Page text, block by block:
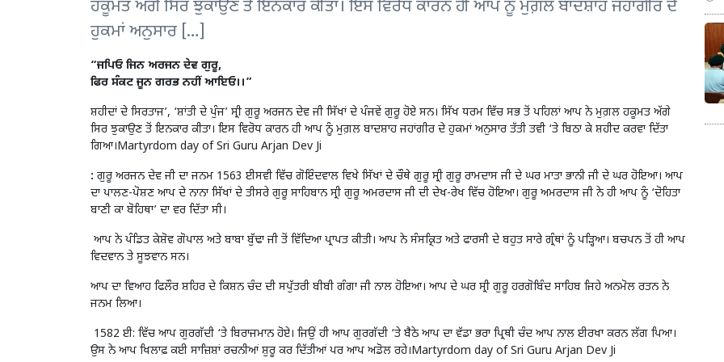
ਹਕੂਮਤ ਅੱਗੇ ਸਿਰ ਝੁਕਾਉਣ ਤੋਂ ਇਨਕਾਰ ਕੀਤਾ। ਇਸ ਵਿਰੋਧ ਕਾਰਨ ਹੀ ਆਪ ਨੂੰ ਮੁਗ਼ਲ ਬਾਦਸ਼ਾਹ ਜਹਾਂਗੀਰ ਦੇ
ਹੁਕਮਾਂ ਅਨੁਸਾਰ […]
“ਜਪਿਓ ਜਿਨ ਅਰਜਨ ਦੇਵ ਗੁਰੂ,
ਫਿਰ ਸੰਕਟ ਜੂਨ ਗਰਭ ਨਹੀਂ ਆਇਓ।।”
ਸ਼ਹੀਦਾਂ ਦੇ ਸਿਰਤਾਜ’, ‘ਸ਼ਾਂਤੀ ਦੇ ਪੁੰਜ’ ਸ੍ਰੀ ਗੁਰੂ ਅਰਜਨ ਦੇਵ ਜੀ ਸਿੱਖਾਂ ਦੇ ਪੰਜਵੇਂ ਗੁਰੂ ਹੋਏ ਸਨ। ਸਿੱਖ ਧਰਮ ਵਿੱਚ ਸਭ ਤੋਂ ਪਹਿਲਾਂ ਆਪ ਨੇ ਮੁਗ਼ਲ ਹਕੂਮਤ ਅੱਗੇ
ਸਿਰ ਝੁਕਾਉਣ ਤੋਂ ਇਨਕਾਰ ਕੀਤਾ। ਇਸ ਵਿਰੋਧ ਕਾਰਨ ਹੀ ਆਪ ਨੂੰ ਮੁਗ਼ਲ ਬਾਦਸ਼ਾਹ ਜਹਾਂਗੀਰ ਦੇ ਹੁਕਮਾਂ ਅਨੁਸਾਰ ਤੱਤੀ ਤਵੀ ‘ਤੇ ਬਿਠਾ ਕੇ ਸ਼ਹੀਦ ਕਰਵਾ ਦਿੱਤਾ
ਗਿਆ।Martyrdom day of Sri Guru Arjan Dev Ji
: ਗੁਰੂ ਅਰਜਨ ਦੇਵ ਜੀ ਦਾ ਜਨਮ 1563 ਈਸਵੀ ਵਿੱਚ ਗੋਇੰਦਵਾਲ ਵਿਖੇ ਸਿੱਖਾਂ ਦੇ ਚੌਥੇ ਗੁਰੂ ਸ੍ਰੀ ਗੁਰੂ ਰਾਮਦਾਸ ਜੀ ਦੇ ਘਰ ਮਾਤਾ ਭਾਨੀ ਜੀ ਦੇ ਘਰ ਹੋਇਆ। ਆਪ
ਦਾ ਪਾਲਣ-ਪੋਸ਼ਣ ਆਪ ਦੇ ਨਾਨਾ ਸਿੱਖਾਂ ਦੇ ਤੀਸਰੇ ਗੁਰੂ ਸਾਹਿਬਾਨ ਸ੍ਰੀ ਗੁਰੂ ਅਮਰਦਾਸ ਜੀ ਦੀ ਦੇਖ-ਰੇਖ ਵਿੱਚ ਹੋਇਆ। ਗੁਰੂ ਅਮਰਦਾਸ ਜੀ ਨੇ ਹੀ ਆਪ ਨੂੰ ‘ਦੋਹਿਤਾ
ਬਾਣੀ ਕਾ ਬੋਹਿਥਾ’ ਦਾ ਵਰ ਦਿੱਤਾ ਸੀ।
ਆਪ ਨੇ ਪੰਡਿਤ ਕੇਸ਼ੋਵ ਗੋਪਾਲ ਅਤੇ ਬਾਬਾ ਬੁੱਢਾ ਜੀ ਤੋਂ ਵਿੱਦਿਆ ਪ੍ਰਾਪਤ ਕੀਤੀ। ਆਪ ਨੇ ਸੰਸਕ੍ਰਿਤ ਅਤੇ ਫਾਰਸੀ ਦੇ ਬਹੁਤ ਸਾਰੇ ਗ੍ਰੰਥਾਂ ਨੂੰ ਪੜ੍ਹਿਆ। ਬਚਪਨ ਤੋਂ ਹੀ ਆਪ
ਵਿਦਵਾਨ ਤੇ ਸੂਝਵਾਨ ਸਨ।
ਆਪ ਦਾ ਵਿਆਹ ਫਿਲੌਰ ਸ਼ਹਿਰ ਦੇ ਕਿਸ਼ਨ ਚੰਦ ਦੀ ਸਪੁੱਤਰੀ ਬੀਬੀ ਗੰਗਾ ਜੀ ਨਾਲ ਹੋਇਆ। ਆਪ ਦੇ ਘਰ ਸ੍ਰੀ ਗੁਰੂ ਹਰਗੋਬਿੰਦ ਸਾਹਿਬ ਜਿਹੇ ਅਨਮੋਲ ਰਤਨ ਨੇ
ਜਨਮ ਲਿਆ।
1582 ਈ: ਵਿੱਚ ਆਪ ਗੁਰਗੱਦੀ ‘ਤੇ ਬਿਰਾਜਮਾਨ ਹੋਏ। ਜਿਉਂ ਹੀ ਆਪ ਗੁਰਗੱਦੀ ‘ਤੇ ਬੈਠੇ ਆਪ ਦਾ ਵੱਡਾ ਭਰਾ ਪ੍ਰਿਥੀ ਚੰਦ ਆਪ ਨਾਲ ਈਰਖਾ ਕਰਨ ਲੱਗ ਪਿਆ।
ਉਸ ਨੇ ਆਪ ਖਿਲਾਫ਼ ਕਈ ਸਾਜ਼ਿਸ਼ਾਂ ਰਚਨੀਆਂ ਸ਼ੁਰੂ ਕਰ ਦਿੱਤੀਆਂ ਪਰ ਆਪ ਅਡੋਲ ਰਹੇ।Martyrdom day of Sri Guru Arjan Dev Ji